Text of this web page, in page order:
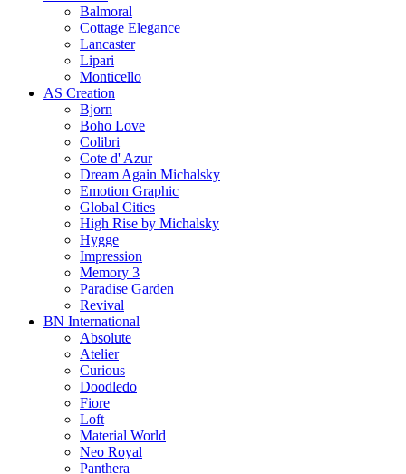
Balmoral
Cottage Elegance
Lancaster
Lipari
Monticello
AS Creation
Bjorn
Boho Love
Colibri
Cote d' Azur
Dream Again Michalsky
Emotion Graphic
Global Cities
High Rise by Michalsky
Hygge
Impression
Memory 3
Paradise Garden
Revival
BN International
Absolute
Atelier
Curious
Doodledo
Fiore
Loft
Material World
Neo Royal
Panthera